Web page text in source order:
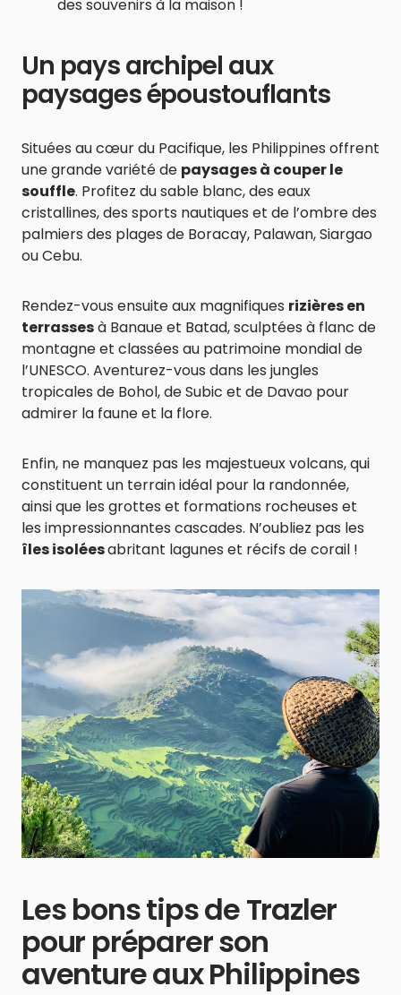
des souvenirs à la maison !
Un pays archipel aux
paysages époustouflants
Situées au cœur du Pacifique, les Philippines offrent
une grande variété de paysages à couper le
souffle. Profitez du sable blanc, des eaux
cristallines, des sports nautiques et de l’ombre des
palmiers des plages de Boracay, Palawan, Siargao
ou Cebu.
Rendez-vous ensuite aux magnifiques rizières en
terrassesà Banaue et Batad, sculptées à flanc de
montagne et classées au patrimoine mondial de
l’UNESCO. Aventurez-vous dans les jungles
tropicales de Bohol, de Subic et de Davao pour
admirer la faune et la flore.
Enfin, ne manquez pas les majestueux volcans, qui
constituent un terrain idéal pour la randonnée,
ainsi que les grottes et formations rocheuses et
les impressionnantes cascades. N’oubliez pas les
îles isoléesabritant lagunes et récifs de corail !
Les bons tips de Trazler
pour préparer son
aventure aux Philippines